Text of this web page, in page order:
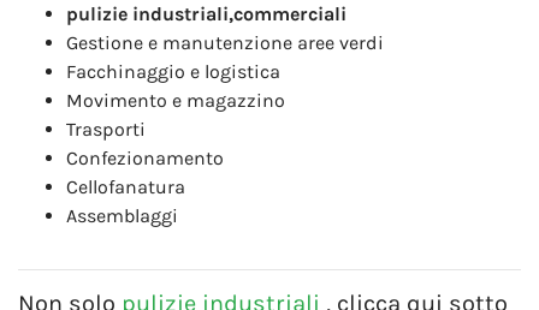
pulizie industriali,commerciali
Gestione e manutenzione aree verdi
Facchinaggio e logistica
Movimento e magazzino
Trasporti
Confezionamento
Cellofanatura
Assemblaggi
Non solo pulizie industriali , clicca qui sotto